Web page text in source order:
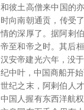
和彼土高僧来中国的
时向南朝通贡，传受
情的深厚了。据阿剌
帝至和帝之时。其后
汉安帝建光六年，没
纪中叶，中国商船开
世纪之末，阿剌伯人
中国人握有东西洋航